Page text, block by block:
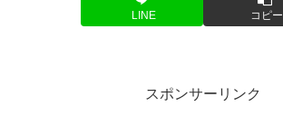
LINE コピー
スポンサーリンク